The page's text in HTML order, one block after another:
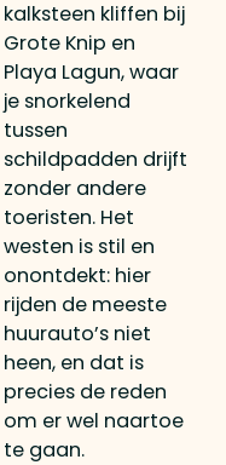
kalksteen kliffen bij
Grote Knip en
Playa Lagun, waar
je snorkelend
tussen
schildpadden drijft
zonder andere
toeristen. Het
westen is stil en
onontdekt: hier
rijden de meeste
huurauto’s niet
heen, en dat is
precies de reden
om er wel naartoe
te gaan.